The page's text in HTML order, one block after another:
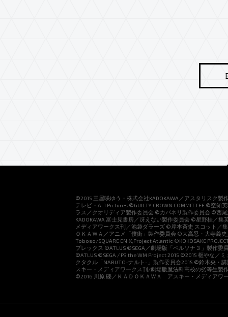
©2015 三屋咲ゆう・株式会社KADOKAWA／アスタリスク製
テレビ・A-1 Pictures ©GUILTY CROWN COMMITTEE ©空
ラス／クオリディア製作委員会 ©カバネリ製作委員会 ©西
KADOKAWA 富士見書房／冴えない製作委員会 ©星野桂／
メディアワークス刊／池袋ダラーズ ©岸本斉史 スコット／
ＯＫＡＷＡ／アニメ「僕街」製作委員会 ©大高忍・大寺義
Toboso/SQUARE ENIX,Project Atlantic ©KOKOSAKE
プレックス ©ATLUS ©SEGA／劇場版「ペルソナ３」製作委
©ATLUS ©SEGA / P3 the WM Project 2015 ©2015 枢やな
クタクル「NARUTO-ナルト-」製作委員会2015 ©鈴木央・
スキー・メディアワークス刊/劇場版魔法科高校の劣等生製
©2016 川原 礫／ＫＡＤＯＫＡＷＡ アスキー・メディアワ